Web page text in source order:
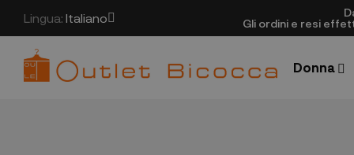
Lingua: Italiano
Gli ordini e resi
Donna